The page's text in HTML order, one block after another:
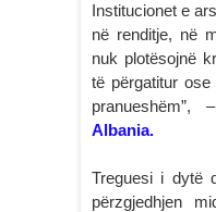
Institucionet e
në renditje, në
nuk plotësojnë
të përgatitur
pranueshëm”,
Albania.
Treguesi i dytë
përzgjedhjen